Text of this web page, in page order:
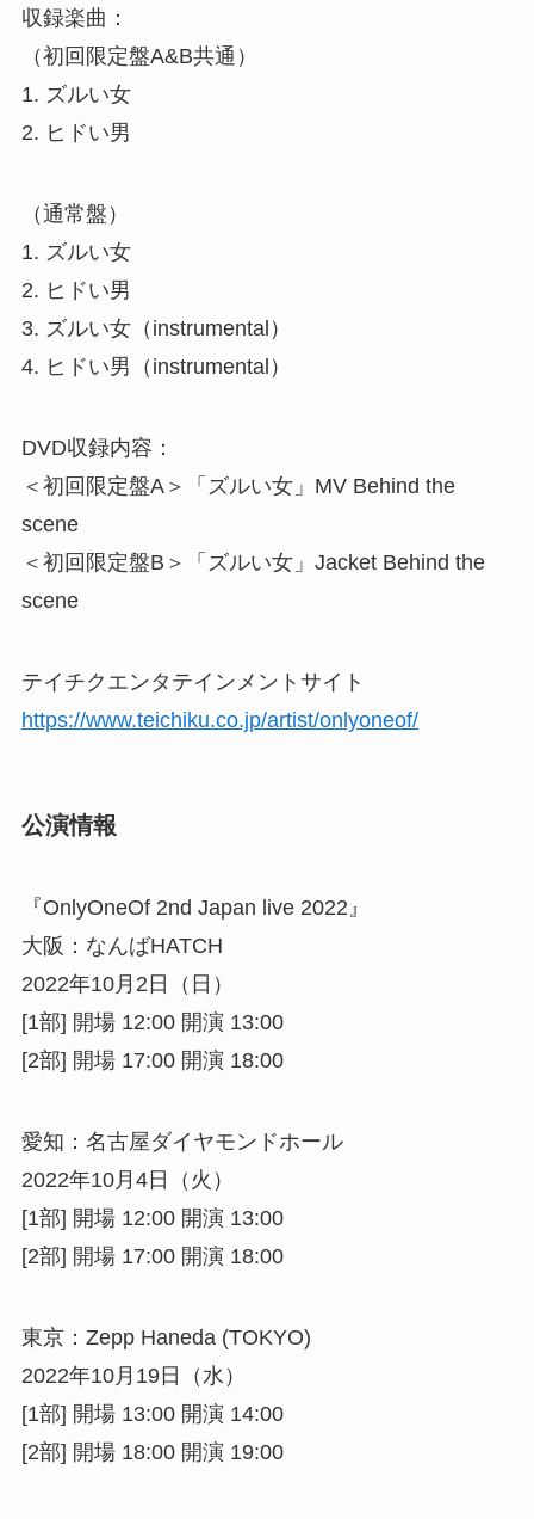
収録楽曲：
（初回限定盤A&B共通）
1. ズルい女
2. ヒドい男
（通常盤）
1. ズルい女
2. ヒドい男
3. ズルい女（instrumental）
4. ヒドい男（instrumental）
DVD収録内容：
＜初回限定盤A＞「ズルい女」MV Behind the
scene
＜初回限定盤B＞「ズルい女」Jacket Behind the
scene
テイチクエンタテインメントサイト
https://www.teichiku.co.jp/artist/onlyoneof/
公演情報
『OnlyOneOf 2nd Japan live 2022』
大阪：なんばHATCH
2022年10月2日（日）
[1部] 開場 12:00 開演 13:00
[2部] 開場 17:00 開演 18:00
愛知：名古屋ダイヤモンドホール
2022年10月4日（火）
[1部] 開場 12:00 開演 13:00
[2部] 開場 17:00 開演 18:00
東京：Zepp Haneda (TOKYO)
2022年10月19日（水）
[1部] 開場 13:00 開演 14:00
[2部] 開場 18:00 開演 19:00